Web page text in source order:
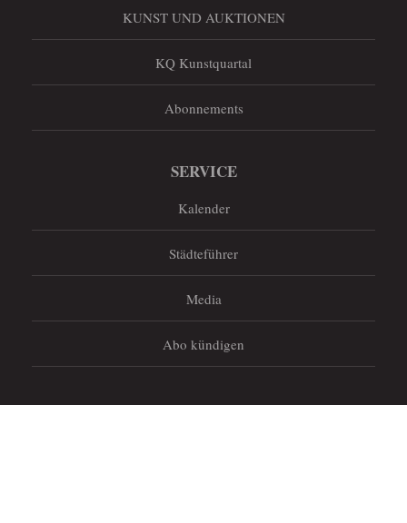
KUNST UND AUKTIONEN
KQ Kunstquartal
Abonnements
SERVICE
Kalender
Städteführer
Media
Abo kündigen